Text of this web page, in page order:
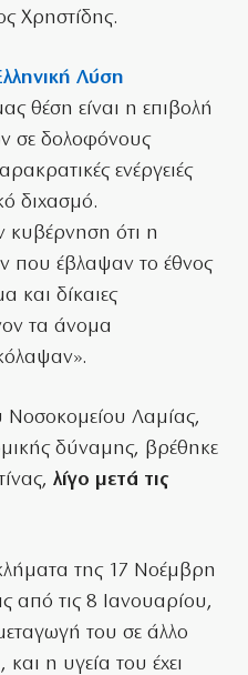
Χρηστίδης.
Λύση
θέση είναι η επιβολή
σε δολοφόνους
ενέργειές
διχασμό.
κυβέρνηση ότι η
έβλαψαν το έθνος
και δίκαιες
τα άνομα
Νοσοκομείου Λαμίας,
δύναμης, βρέθηκε
λίγο μετά τις
της 17 Νοέμβρη
από τις 8 Ιανουαρίου,
του σε άλλο
η υγεία του έχει